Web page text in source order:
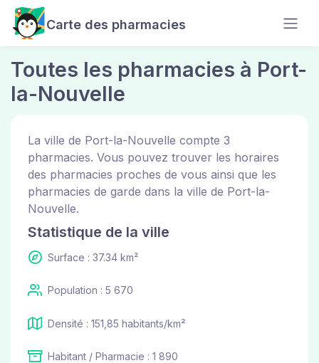
Carte des pharmacies
Toutes les pharmacies à Port-
la-Nouvelle
La ville de Port-la-Nouvelle compte 3
pharmacies. Vous pouvez trouver les horaires
des pharmacies proches de vous ainsi que les
pharmacies de garde dans la ville de Port-la-
Nouvelle.
Statistique de la ville
Surface : 37.34 km²
Population : 5 670
Densité : 151,85 habitants/km²
Habitant / Pharmacie : 1 890